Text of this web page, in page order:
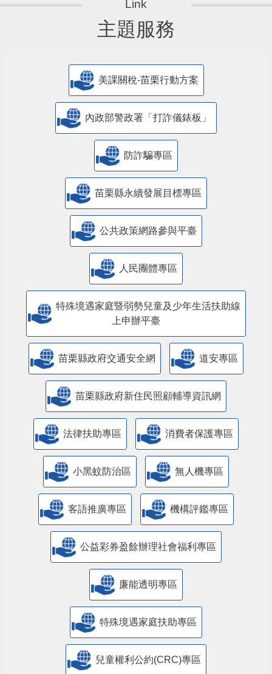
主題服務
美課關稅-苗栗行動方案
內政部警政署「打詐儀錶板」
防詐騙專區
苗栗縣永續發展目標專區
公共政策網路參與平臺
人民團體專區
特殊境遇家庭暨弱勢兒童及少年生活扶助線
上申辦平臺
苗栗縣政府交通安全網 道安專區
苗栗縣政府新住民照顧輔導資訊網
法律扶助專區 消費者保護專區
小黑蚊防治區 無人機專區
客語推廣專區 機構評鑑專區
公益彩券盈餘辦理社會福利專區
廉能透明專區
特殊境遇家庭扶助專區
兒童權利公約(CRC)專區